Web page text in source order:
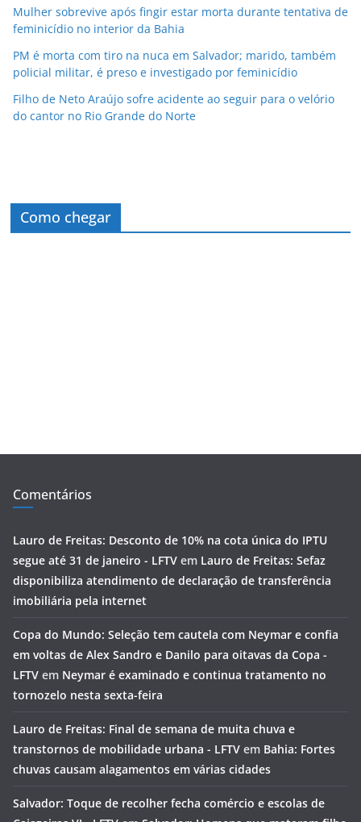
Mulher sobrevive após fingir estar morta durante tentativa de
feminicídio no interior da Bahia
PM é morta com tiro na nuca em Salvador; marido, também
policial militar, é preso e investigado por feminicídio
Filho de Neto Araújo sofre acidente ao seguir para o velório
do cantor no Rio Grande do Norte
Como chegar
Comentários
Lauro de Freitas: Desconto de 10% na cota única do IPTU
segue até 31 de janeiro - LFTV em Lauro de Freitas: Sefaz
disponibiliza atendimento de declaração de transferência
imobiliária pela internet
Copa do Mundo: Seleção tem cautela com Neymar e confia
em voltas de Alex Sandro e Danilo para oitavas da Copa -
LFTV em Neymar é examinado e continua tratamento no
tornozelo nesta sexta-feira
Lauro de Freitas: Final de semana de muita chuva e
transtornos de mobilidade urbana - LFTV em Bahia: Fortes
chuvas causam alagamentos em várias cidades
Salvador: Toque de recolher fecha comércio e escolas de